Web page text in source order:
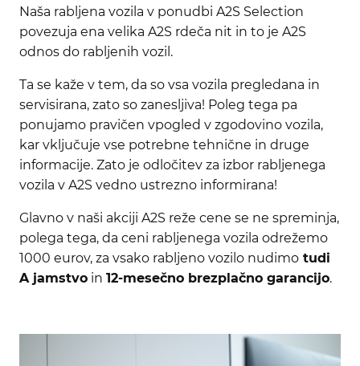
Naša rabljena vozila v ponudbi A2S Selection
povezuja ena velika A2S rdeča nit in to je A2S
odnos do rabljenih vozil.
Ta se kaže v tem, da so vsa vozila pregledana in
servisirana, zato so zanesljiva! Poleg tega pa
ponujamo pravičen vpogled v zgodovino vozila,
kar vključuje vse potrebne tehnične in druge
informacije. Zato je odločitev za izbor rabljenega
vozila v A2S vedno ustrezno informirana!
Glavno v naši akciji A2S reže cene se ne spreminja,
polega tega, da ceni rabljenega vozila odrežemo
1000 eurov, za vsako rabljeno vozilo nudimo tudi
A jamstvo in 12-mesečno brezplačno garancijo.